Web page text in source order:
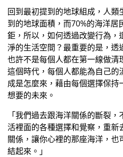
回到最初提到的地球組成，人
到的地球面積，而70%的海洋
鉅，所以，如何透過改變行為，
淨的生活空間？最重要的是，透
也許不是每個人都在第一線做清
這個時代，每個人都能為自己
成是怎麼來，藉由每個選擇保
想要的未來。
「我們過去跟海洋關係的斷裂
活裡面的各種選擇和覺察，重新
關係，讓你心裡的那座海洋，
結起來。」